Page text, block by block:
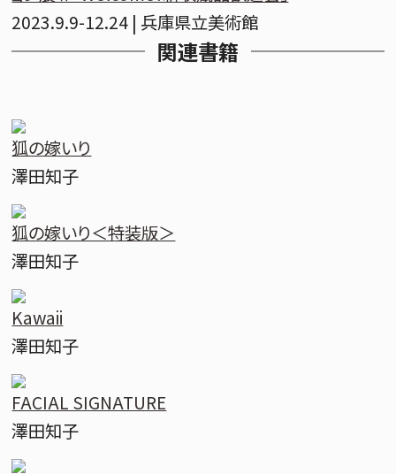
2023.9.9-12.24 | 兵庫県立美術館
関連書籍
狐の嫁いり
澤田知子
狐の嫁いり＜特装版＞
澤田知子
Kawaii
澤田知子
FACIAL SIGNATURE
澤田知子